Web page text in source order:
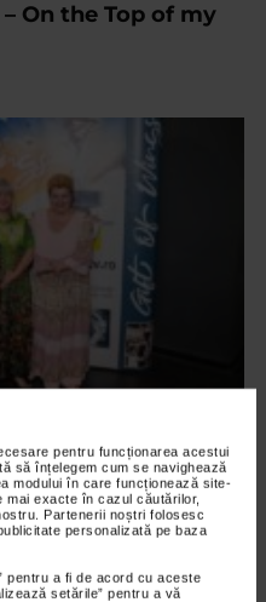
pentru funcționarea acestui
să înțelegem cum se navighează
modului în care funcționează site-
exacte în cazul căutărilor,
Partenerii noștri folosesc
personalizată pe baza
pentru a fi de acord cu aceste
setările” pentru a vă
On the Top of my
ARIPILOR